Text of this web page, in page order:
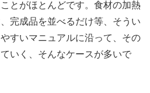
とがほとんどです。食材の加熱
完成品を並べるだけ等、そうい
すいマニュアルに沿って、その
いく、そんなケースが多いで